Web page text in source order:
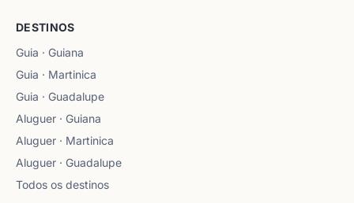
DESTINOS
Guia · Guiana
Guia · Martinica
Guia · Guadalupe
Aluguer · Guiana
Aluguer · Martinica
Aluguer · Guadalupe
Todos os destinos